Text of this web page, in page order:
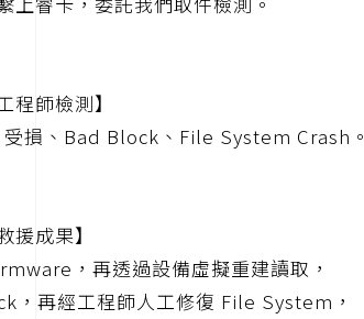
程師檢測】
損、Bad Block、File System Crash。
援成果】
，再透過設備虛擬重建讀取，
，再經工程師人工修復 File System，